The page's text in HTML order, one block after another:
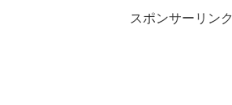
スポンサーリンク